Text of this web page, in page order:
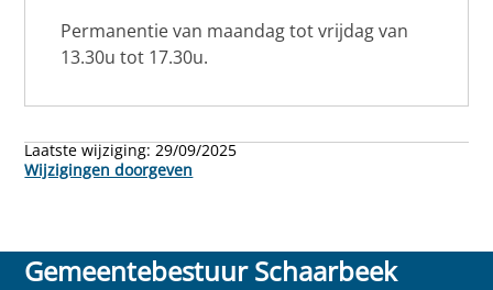
Permanentie van maandag tot vrijdag van
13.30u tot 17.30u.
Laatste wijziging:29/09/2025
Wijzigingen doorgeven
Gemeentebestuur Schaarbeek